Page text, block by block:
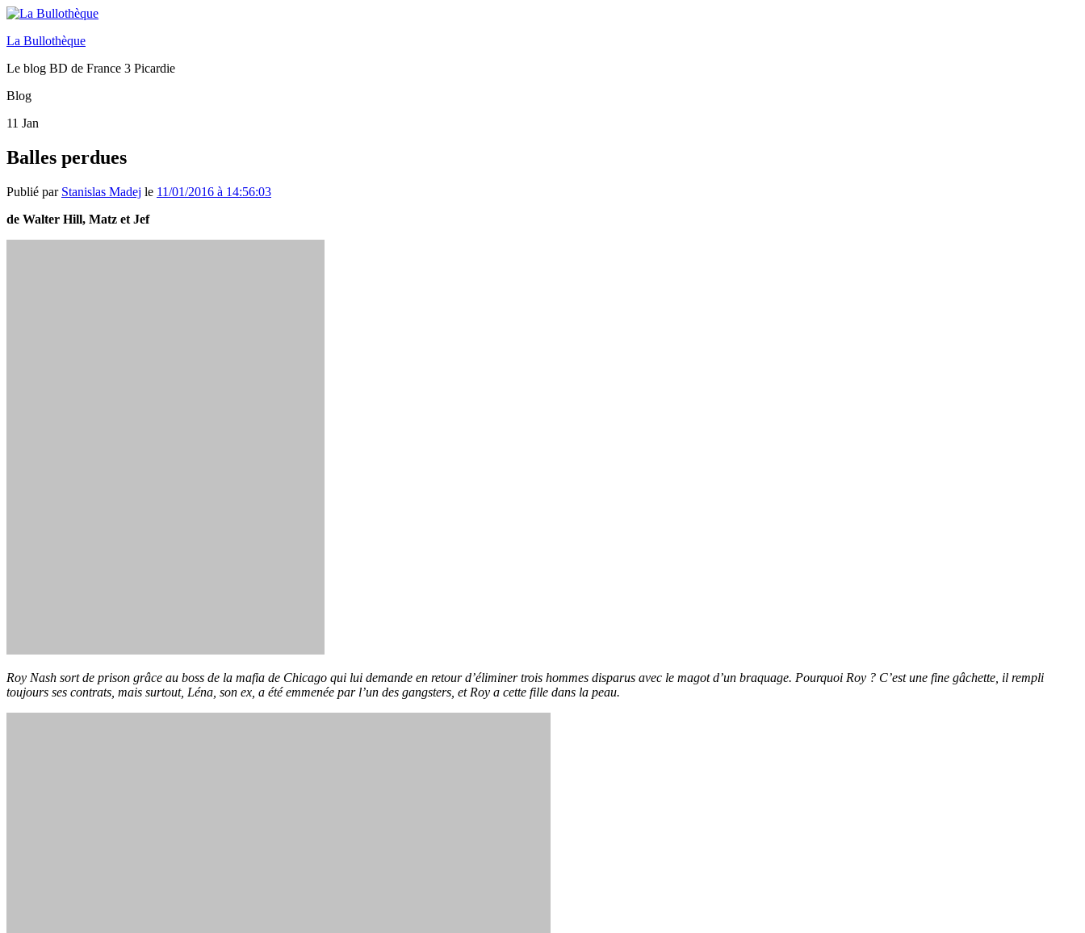
La Bullothèque
Le blog BD de France 3 Picardie
Blog
11 Jan
Balles perdues
Publié par Stanislas Madej le 11/01/2016 à 14:56:03
de Walter Hill, Matz et Jef
Roy Nash sort de prison grâce au boss de la mafia de Chicago qui lui demande en retour d’éliminer trois hommes disparus avec le magot d’un braquage. Pourquoi Roy ? C’est une fine gâchette, il rempli
toujours ses contrats, mais surtout, Léna, son ex, a été emmenée par l’un des gangsters, et Roy a cette fille dans la peau.